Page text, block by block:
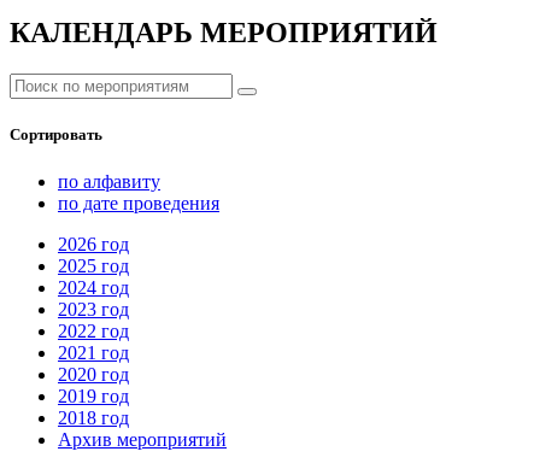
КАЛЕНДАРЬ МЕРОПРИЯТИЙ
Сортировать
по алфавиту
по дате проведения
2026 год
2025 год
2024 год
2023 год
2022 год
2021 год
2020 год
2019 год
2018 год
Архив мероприятий